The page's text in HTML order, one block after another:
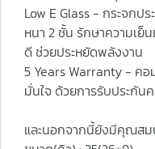
Low E Glass - กระจกป
หนา 2 ชั้น รักษาความเย็
ดี ช่วยประหยัดพลังงาน
5 Years Warranty - คอ
มั่นใจ ด้วยการรับประกัน
และนอกจากนี้ยังมีคุณสม